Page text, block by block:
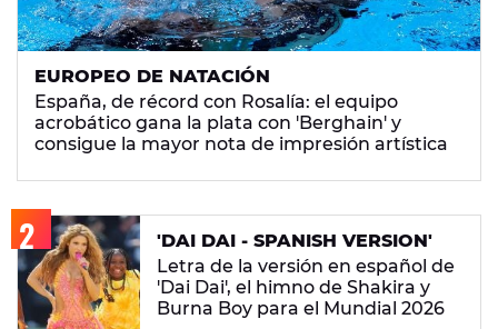
EUROPEO DE NATACIÓN
España, de récord con Rosalía: el equipo
acrobático gana la plata con 'Berghain' y
consigue la mayor nota de impresión artística
'DAI DAI - SPANISH VERSION'
Letra de la versión en español de
'Dai Dai', el himno de Shakira y
Burna Boy para el Mundial 2026